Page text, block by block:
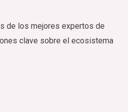
de los mejores expertos de
clave sobre el ecosistema